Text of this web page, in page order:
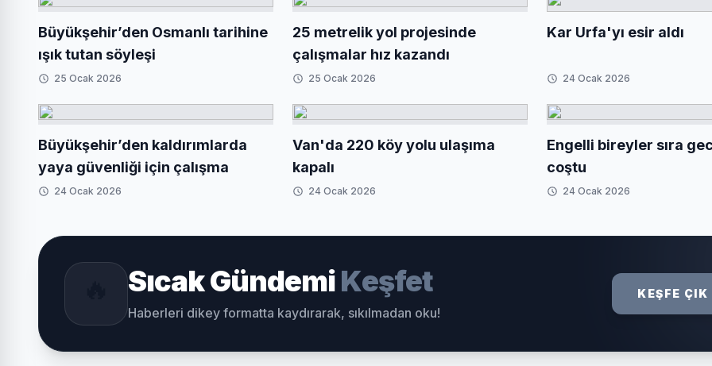
Büyükşehir’den Osmanlı tarihine
ışık tutan söyleşi
25 Ocak 2026
25 metrelik yol projesinde
çalışmalar hız kazandı
25 Ocak 2026
Kar Urfa'yı esir aldı
24 Ocak 2026
Büyükşehir’den kaldırımlarda
yaya güvenliği için çalışma
24 Ocak 2026
Van'da 220 köy yolu ulaşıma
kapalı
24 Ocak 2026
Engelli bireyler sıra
coştu
24 Ocak 2026
Sıcak GündemiKeşfet
Haberleri dikey formatta kaydırarak, sıkılmadan oku!
KEŞFE ÇIK